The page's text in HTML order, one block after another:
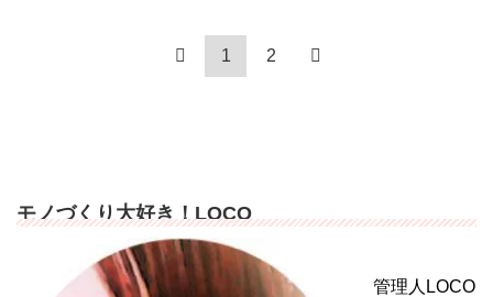
1 2
モノづくり大好き！LOCO
管理人LOCO